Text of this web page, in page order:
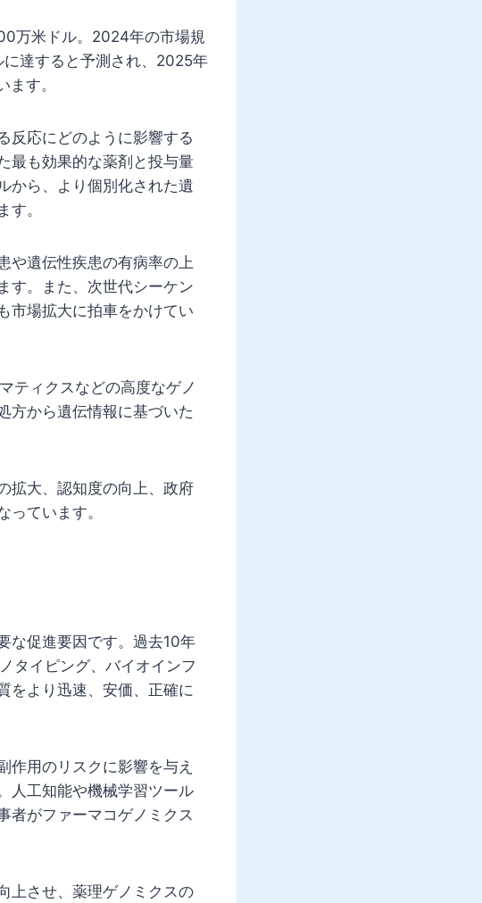
万米ドル。2024年の市場規
達すると予測され、2025年
す。
反応にどのように影響する
最も効果的な薬剤と投与量
から、より個別化された遺
。
や遺伝性疾患の有病率の上
す。また、次世代シーケン
市場拡大に拍車をかけてい
ティクスなどの高度なゲノ
方から遺伝情報に基づいた
拡大、認知度の向上、政府
ています。
な促進要因です。過去10年
タイピング、バイオインフ
をより迅速、安価、正確に
作用のリスクに影響を与え
人工知能や機械学習ツール
者がファーマコゲノミクス
上させ、薬理ゲノミクスの